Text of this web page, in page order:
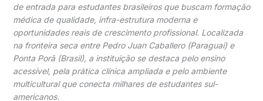
de entrada para estudantes brasileiros que buscam formação
médica de qualidade, infra-estrutura moderna e
oportunidades reais de crescimento profissional. Localizada
na fronteira seca entre Pedro Juan Caballero (Paraguai) e
Ponta Porã (Brasil), a instituição se destaca pelo ensino
acessível, pela prática clínica ampliada e pelo ambiente
multicultural que conecta milhares de estudantes sul-
americanos.